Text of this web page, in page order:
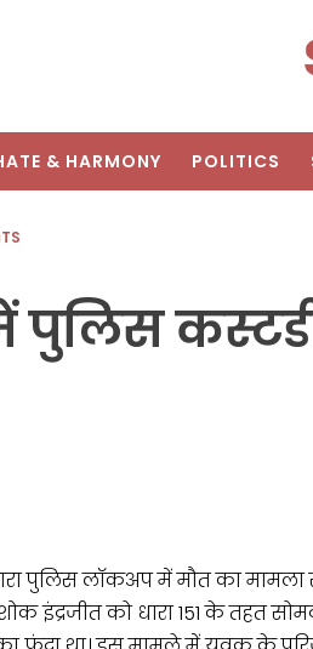
& HARMONY POLITICS
पुलिस
पुलिस लॉकअप में मौत का
इंद्रजीत को धारा 151 के तहत